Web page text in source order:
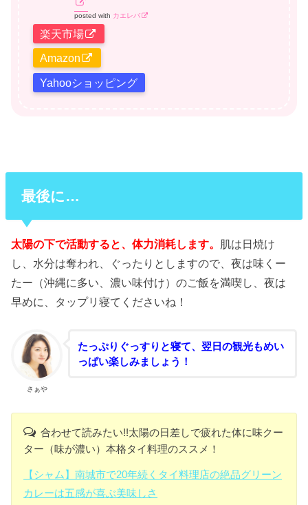
posted with カエレバ
楽天市場
Amazon
Yahooショッピング
最後に…
太陽の下で活動すると、体力消耗します。 肌は日焼け
し、水分は奪われ、ぐったりとしますので、夜は味くー
たー（沖縄に多い、濃い味付け）のご飯を満喫し、夜は
早めに、タップリ寝てくださいね！
さぁや
たっぷりぐっすりと寝て、翌日の観光もめい
っぱい楽しみましょう！
合わせて読みたい!!太陽の日差しで疲れた体に味クー
ター（味が濃い）本格タイ料理のススメ！
【シャム】南城市で20年続くタイ料理店の絶品グリーン
カレーは五感が喜ぶ美味しさ